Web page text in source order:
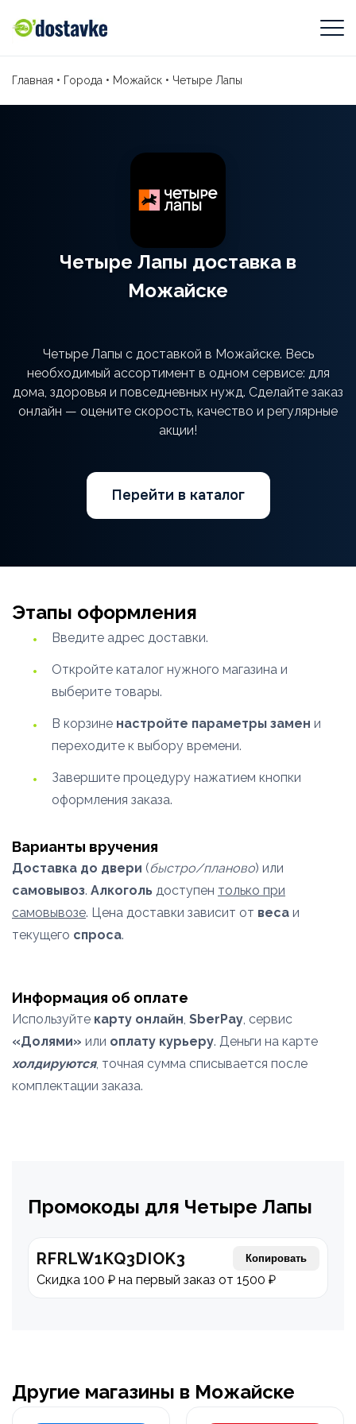
Главная • Города • Можайск • Четыре Лапы
Четыре Лапы доставка в
Можайске
Четыре Лапы с доставкой в Можайске. Весь
необходимый ассортимент в одном сервисе: для
дома, здоровья и повседневных нужд. Сделайте заказ
онлайн — оцените скорость, качество и регулярные
акции!
Перейти в каталог
Этапы оформления
Введите адрес доставки.
Откройте каталог нужного магазина и
выберите товары.
В корзине настройте параметры замен и
переходите к выбору времени.
Завершите процедуру нажатием кнопки
оформления заказа.
Варианты вручения
Доставка до двери (быстро/планово) или
самовывоз. Алкоголь доступен только при
самовывозе. Цена доставки зависит от веса и
текущего спроса.
Информация об оплате
Используйте карту онлайн, SberPay, сервис
«Долями» или оплату курьеру. Деньги на карте
холдируются, точная сумма списывается после
комплектации заказа.
Промокоды для Четыре Лапы
RFRLW1KQ3DIOK3 Копировать
Скидка 100 ₽ на первый заказ от 1500 ₽
Другие магазины в Можайске